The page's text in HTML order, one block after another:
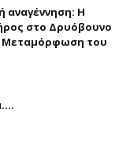
αναγέννηση: Η
στο Δρυόβουνο
Μεταμόρφωση του